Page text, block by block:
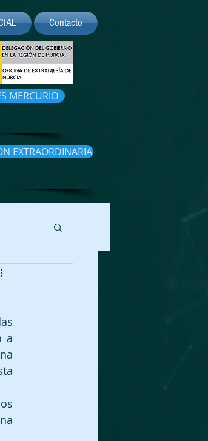
Contacto
MERCURIO
EXTRAORDINARIA
a